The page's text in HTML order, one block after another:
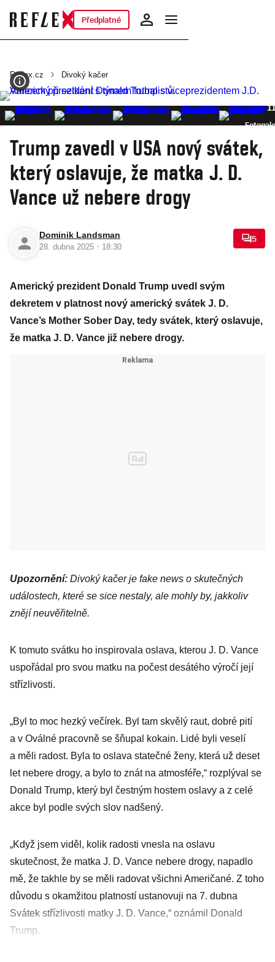
Předplatné
Reflex.cz Divoký kačer
Trump zavedl v USA nový svátek,
který oslavuje, že matka J. D.
Vance už nebere drogy
Dominik Landsman
28. dubna 2025 · 18:30
5
Americký prezident Donald Trump uvedl svým
dekretem v platnost nový americký svátek J. D.
Vance’s Mother Sober Day, tedy svátek, který oslavuje,
že matka J. D. Vance již nebere drogy.
Upozornění: Divoký kačer je fake news o skutečných
událostech, které se sice nestaly, ale mohly by, jakkoliv
znějí neuvěřitelně.
K tomuto svátku ho inspirovala oslava, kterou J. D. Vance
uspořádal pro svou matku na počest desátého výročí její
střízlivosti.
„Byl to moc hezký večírek. Byl tam skvělý raut, dobré pití
a v Oválné pracovně se šňupal kokain. Lidé byli veselí
a měli radost. Byla to oslava statečné ženy, která už deset
let nebere drogy, a bylo to znát na atmosféře,“ rozplýval se
Donald Trump, který byl čestným hostem oslavy a z celé
akce byl podle svých slov nadšený.
„Když jsem viděl, kolik radosti vnesla na oslavu
skutečnost, že matka J. D. Vance nebere drogy, napadlo
mě, že takhle by se měli radovat všichni Američané. Z toho
důvodu s okamžitou platností ustanovuji na 7. dubna
Svátek střízlivosti matky J. D. Vance,“ oznámil Donald
Trump.